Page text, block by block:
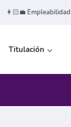
👩🏻‍💼 Empleabilidad
Titulación